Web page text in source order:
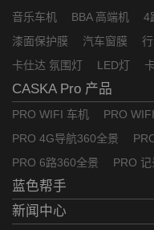
音乐车机
BBA 高端机 4
漆面保护膜
汽车窗膜
卡仕达 氛围灯
LED灯
CASKA Pro 产品
PRO WIFI 车机
PRO
PRO 4G导航360全景
PRO 6路360全景
PRO 记
蓝色帮手
新闻中心